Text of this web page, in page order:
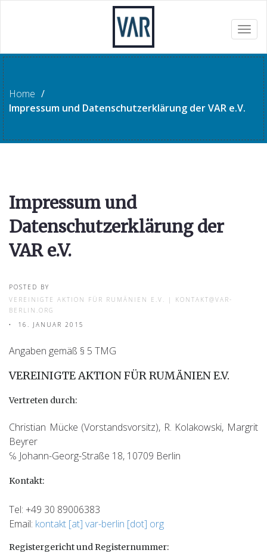
Home /
Impressum und Datenschutzerklärung der VAR e.V.
Impressum und
Datenschutzerklärung der
VAR e.V.
POSTED BY
VEREINIGTE AKTION FÜR RUMÄNIEN E.V. | KONTAKT@VAR-
BERLIN.ORG
16. JANUAR 2015
Angaben gemäß § 5 TMG
VEREINIGTE AKTION FÜR RUMÄNIEN E.V.
Vertreten durch:
Christian Mücke (Vorstandsvorsitz), R. Kolakowski, Margrit
Beyrer
℅ Johann-Georg-Straße 18, 10709 Berlin
Kontakt:
Tel: +49 30 89006383
Email: kontakt [at] var-berlin [dot] org
Registergericht und Registernummer: